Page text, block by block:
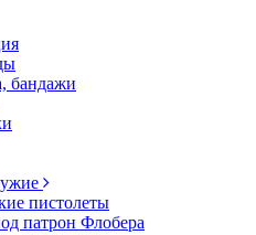
бандажи
пистолеты
патрон Флобера